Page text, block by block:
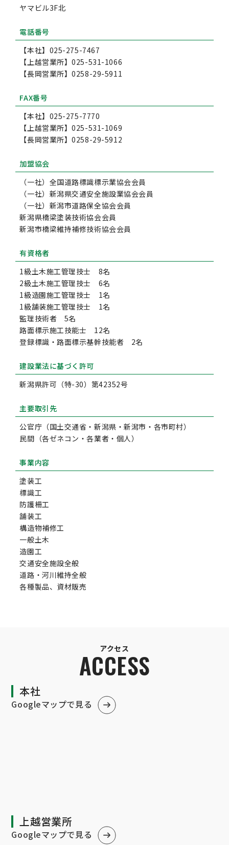
ヤマビル3F北
電話番号
【本社】025-275-7467
【上越営業所】025-531-1066
【長岡営業所】0258-29-5911
FAX番号
【本社】025-275-7770
【上越営業所】025-531-1069
【長岡営業所】0258-29-5912
加盟協会
（一社）全国道路標識標示業協会会員
（一社）新潟県交通安全施設業協会会員
（一社）新潟市道路保全協会会員
新潟県橋梁塗装技術協会会員
新潟市橋梁維持補修技術協会会員
有資格者
1級土木施工管理技士 8名
2級土木施工管理技士 6名
1級造園施工管理技士 1名
1級舗装施工管理技士 1名
監理技術者 5名
路面標示施工技能士 12名
登録標識・路面標示基幹技能者 2名
建設業法に基づく許可
新潟県許可（特-30）第42352号
主要取引先
公官庁（国土交通省・新潟県・新潟市・各市町村）
民間（各ゼネコン・各業者・個人）
事業内容
塗装工
標識工
防護柵工
舗装工
構造物補修工
一般土木
造園工
交通安全施設全般
道路・河川維持全般
各種製品、資材販売
アクセス
ACCESS
本社
Googleマップで見る
上越営業所
Googleマップで見る